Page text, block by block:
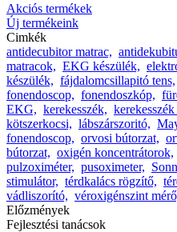
Akciós termékek
Új termékeink
Cimkék
antidecubitor matrac,
matracok, EKG készülék,
készülék, fájdalomcsillapitó tens,
fonendoscop, fonendoszkóp,
EKG, kerekesszék,
kötszerkocsi, lábszárszoritó,
fonendoscop, orvosi bútorzat,
bútorzat, oxigén koncentrátorok,
pulzoximéter, pusoximeter,
stimulátor, térdkalács rögzítő,
vádliszorító, véroxigénszint
Előzmények
Fejlesztési tanácsok